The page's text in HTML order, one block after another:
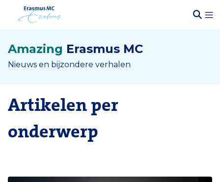
Amazing Erasmus MC
Nieuws en bijzondere verhalen
Artikelen per
onderwerp